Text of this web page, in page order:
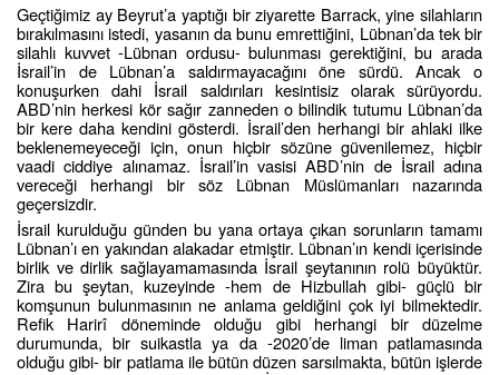
Geçtiğimiz ay Beyrut’a yaptığı bir ziyarette Barrack, yine silahların
bırakılmasını istedi, yasanın da bunu emrettiğini, Lübnan’da tek bir
silahlı kuvvet -Lübnan ordusu- bulunması gerektiğini, bu arada
İsrail’in de Lübnan’a saldırmayacağını öne sürdü. Ancak o
konuşurken dahi İsrail saldırıları kesintisiz olarak sürüyordu.
ABD’nin herkesi kör sağır zanneden o bilindik tutumu Lübnan’da
bir kere daha kendini gösterdi. İsrail’den herhangi bir ahlaki ilke
beklenemeyeceği için, onun hiçbir sözüne güvenilemez, hiçbir
vaadi ciddiye alınamaz. İsrail’in vasisi ABD’nin de İsrail adına
vereceği herhangi bir söz Lübnan Müslümanları nazarında
geçersizdir.
İsrail kurulduğu günden bu yana ortaya çıkan sorunların tamamı
Lübnan’ı en yakından alakadar etmiştir. Lübnan’ın kendi içerisinde
birlik ve dirlik sağlayamamasında İsrail şeytanının rolü büyüktür.
Zira bu şeytan, kuzeyinde -hem de Hizbullah gibi- güçlü bir
komşunun bulunmasının ne anlama geldiğini çok iyi bilmektedir.
Refik Harirî döneminde olduğu gibi herhangi bir düzelme
durumunda, bir suikastla ya da -2020’de liman patlamasında
olduğu gibi- bir patlama ile bütün düzen sarsılmakta, bütün işlerde